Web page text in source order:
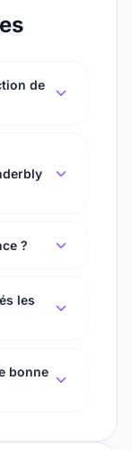
de
?
les
bonne